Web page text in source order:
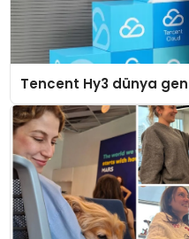
Tencent Hy3 dünya